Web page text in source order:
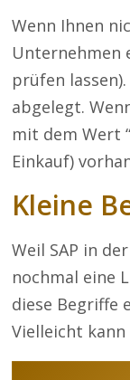
Wenn Ihnen
Unternehmen
prüfen
abgelegt.
mit dem Wert
Einkauf)
Kleine
Weil SAP in
nochmal eine
diese Begriffe
Vielleicht kann